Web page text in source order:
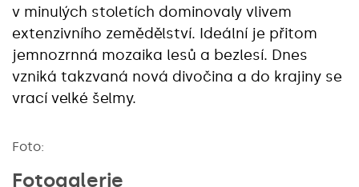
v minulých stoletích dominovaly vlivem
extenzivního zemědělství. Ideální je přitom
jemnozrnná mozaika lesů a bezlesí. Dnes
vzniká takzvaná nová divočina a do krajiny se
vrací velké šelmy.
Foto:
Fotogalerie